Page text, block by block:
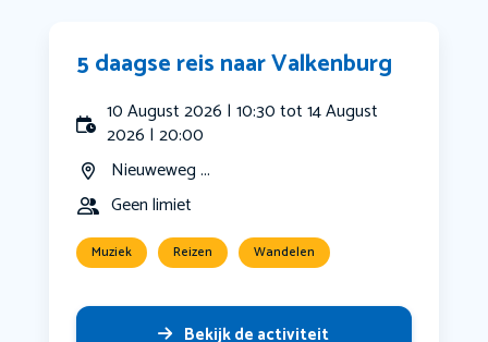
5 daagse reis naar Valkenburg
10 August 2026 | 10:30 tot 14 August
2026 | 20:00
Nieuweweg ...
Geen limiet
Muziek Reizen Wandelen
Bekijk de activiteit